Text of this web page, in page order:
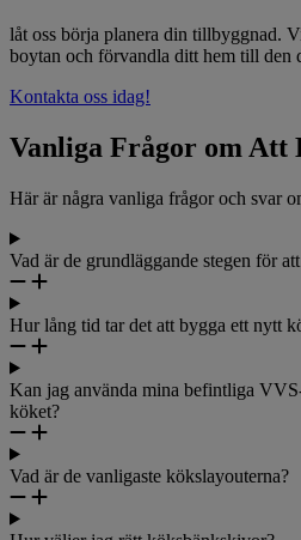
låt oss börja planera din tillbyggnad.
boytan och förvandla ditt hem till den
Kontakta oss idag!
Vanliga Frågor om Att
Här är några vanliga frågor och svar
Vad är de grundläggande stegen för
Hur lång tid tar det att bygga ett nytt
Kan jag använda mina befintliga
köket?
Vad är de vanligaste kökslayouterna?